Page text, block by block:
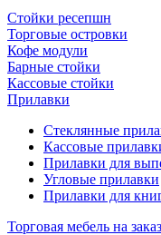
Стойки ресепшн
Торговые островки
Кофе модули
Барные стойки
Кассовые стойки
Прилавки
Стеклянные
Кассовые
Прилавки для
Угловые прилавки
Прилавки для
Торговая мебель на заказ